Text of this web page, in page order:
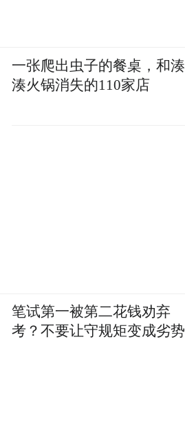
一张爬出虫子的餐桌，和湊
湊火锅消失的110家店
笔试第一被第二花钱劝弃
考？不要让守规矩变成劣势